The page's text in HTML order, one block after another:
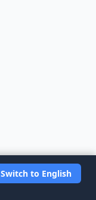
Switch to English